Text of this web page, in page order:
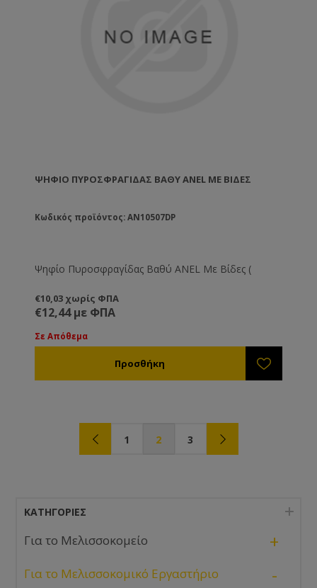
ΨΗΦΊΟ ΠΥΡΟΣΦΡΑΓΊΔΑΣ ΒΑΘΎ ANEL ΜΕ BΊΔΕΣ
Κωδικός προϊόντος: AN10507DP
Ψηφίο Πυροσφραγίδας Βαθύ ANEL Με Bίδες (
€10,03 χωρίς ΦΠΑ
€12,44 με ΦΠΑ
Σε Απόθεμα
1 2 3
ΚΑΤΗΓΟΡΊΕΣ
Για το Μελισσοκομείο +
Για το Μελισσοκομικό Εργαστήριο -